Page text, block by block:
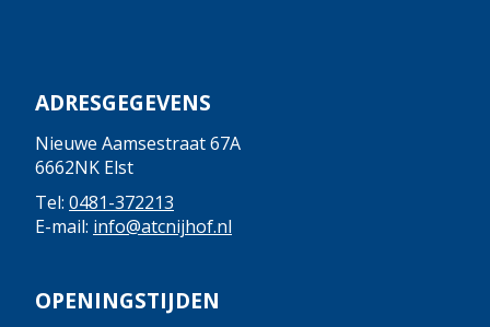
ADRESGEGEVENS
Nieuwe Aamsestraat 67A
6662NK Elst
Tel: 0481-372213
E-mail: info@atcnijhof.nl
OPENINGSTIJDEN